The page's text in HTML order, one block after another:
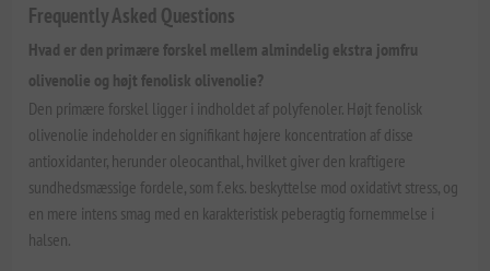
Frequently Asked Questions
Hvad er den primære forskel mellem almindelig ekstra jomfru
olivenolie og højt fenolisk olivenolie?
Den primære forskel ligger i indholdet af polyfenoler. Højt fenolisk
olivenolie indeholder en signifikant højere koncentration af disse
antioxidanter, herunder oleocanthal, hvilket giver den kraftigere
sundhedsmæssige fordele, som f.eks. beskyttelse mod oxidativt stress, og
en mere intens smag med en karakteristisk peberagtig fornemmelse i
halsen.